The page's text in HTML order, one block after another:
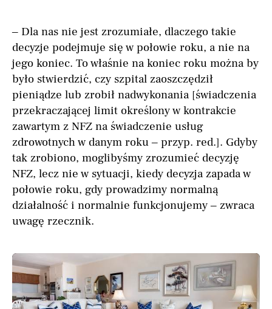
– Dla nas nie jest zrozumiałe, dlaczego takie
decyzje podejmuje się w połowie roku, a nie na
jego koniec. To właśnie na koniec roku można by
było stwierdzić, czy szpital zaoszczędził
pieniądze lub zrobił nadwykonania [świadczenia
przekraczającej limit określony w kontrakcie
zawartym z NFZ na świadczenie usług
zdrowotnych w danym roku – przyp. red.]. Gdyby
tak zrobiono, moglibyśmy zrozumieć decyzję
NFZ, lecz nie w sytuacji, kiedy decyzja zapada w
połowie roku, gdy prowadzimy normalną
działalność i normalnie funkcjonujemy – zwraca
uwagę rzecznik.